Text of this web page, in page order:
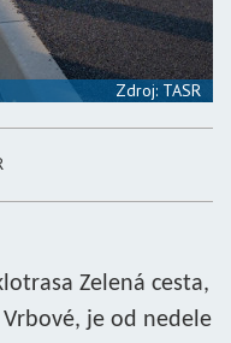
Zdroj: TASR
Zelená cesta,
je od nedele